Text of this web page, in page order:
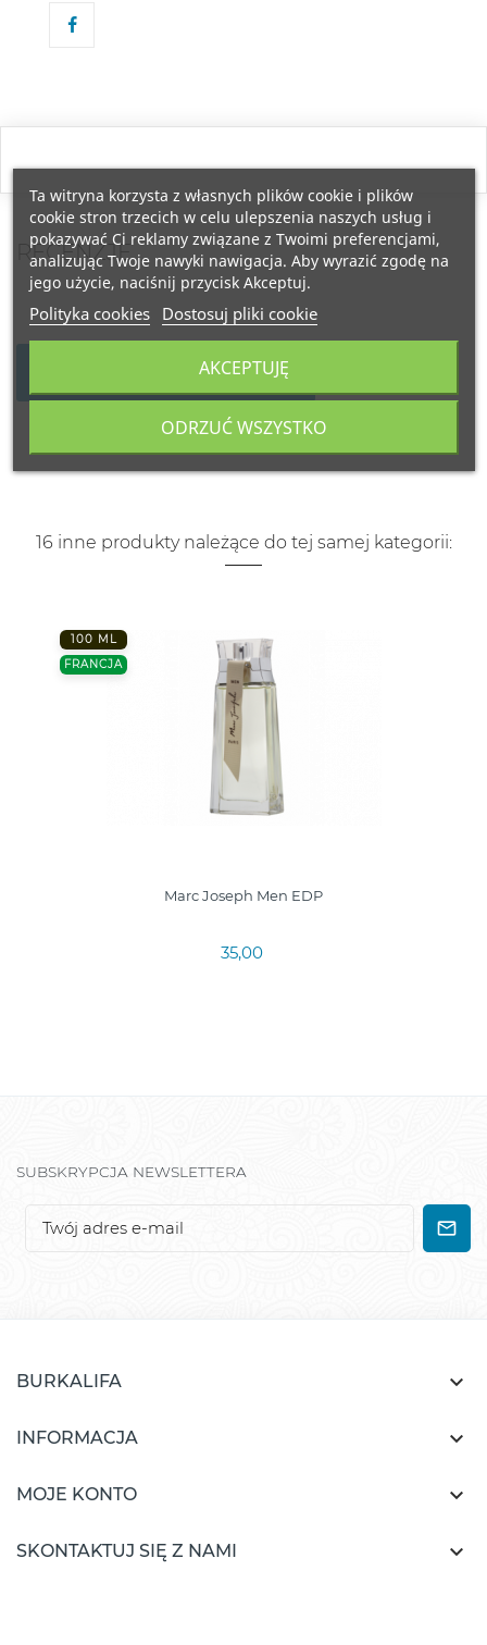
RECENZJE
NAPISZ SWOJĄ RECENZJĘ
16 inne produkty należące do tej samej kategorii:
100 ML
FRANCJA
Marc Joseph Men EDP
35,00
SUBSKRYPCJA NEWSLETTERA
BURKALIFA 
INFORMACJA 
MOJE KONTO 
SKONTAKTUJ SIĘ Z NAMI 
Ta witryna korzysta z własnych plików cookie i plików
cookie stron trzecich w celu ulepszenia naszych usług i
pokazywać Ci reklamy związane z Twoimi preferencjami,
analizując Twoje nawyki nawigacja. Aby wyrazić zgodę na
jego użycie, naciśnij przycisk Akceptuj.
Polityka cookies Dostosuj pliki cookie
ODRZUĆ WSZYSTKO
AKCEPTUJĘ